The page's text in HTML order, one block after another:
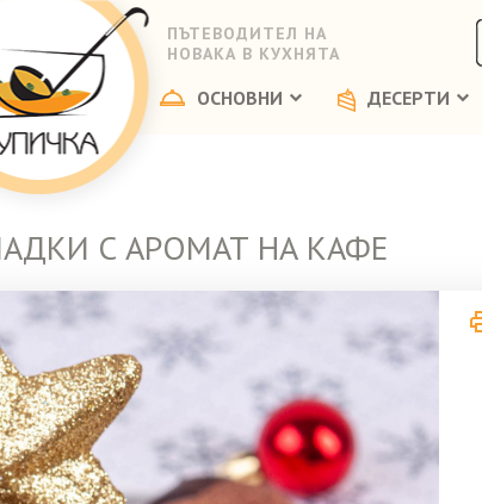
ПЪТЕВОДИТЕЛ НА
НОВАКА В КУХНЯТА
ОСНОВНИ ДЕСЕРТИ
С АРОМАТ НА КАФЕ